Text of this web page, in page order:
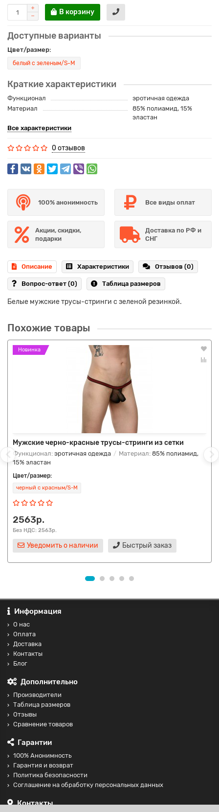
В корзину
Доступные варианты
Цвет/размер:
белый с зеленым/S-M
Краткие характеристики
Функционал
эротичная одежда
Материал
85% полиамид, 15%
эластан
Все характеристики
0 отзывов
100% анонимность Все виды оплат
Акции, скидки,
подарки
Доставка по РФ и
СНГ
Описание Характеристики Отзывов (0)
Вопрос-ответ (0) Таблица размеров
Белые мужские трусы-стринги с зеленой резинкой.
Похожие товары
Новинка
Мужские черно-красные трусы-стринги из сетки
Функционал: эротичная одежда Материал: 85% полиамид,
15% эластан
Цвет/размер:
черный с красным/S-M
2563р.
Без НДС: 2563р.
Уведомить о наличии Быстрый заказ
Информация
О нас
Оплата
Доставка
Контакты
Блог
Дополнительно
Производители
Таблица размеров
Отзывы
Сравнение товаров
Гарантии
100% Анонимность
Гарантия и возврат
Политика безопасности
Соглашение на обработку персональных данных
Контакты